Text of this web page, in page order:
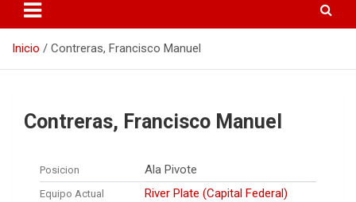
Inicio Contreras, Francisco Manuel
Contreras, Francisco Manuel
Posicion Ala Pivote
Equipo Actual River Plate (Capital Federal)